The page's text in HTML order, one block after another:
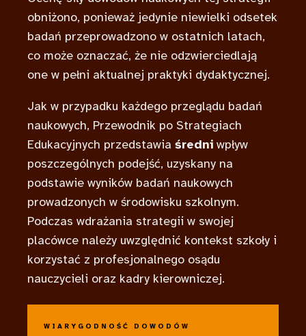
obniżono, ponieważ jedynie niewielki odsetek
badań przeprowadzono w ostatnich latach,
co może oznaczać, że nie odzwierciedlają
one w pełni aktualnej praktyki dydaktycznej.
Jak w przypadku każdego przeglądu badań
naukowych, Przewodnik po Strategiach
Edukacyjnych przedstawia średni wpływ
poszczególnych podejść, uzyskany na
podstawie wyników badań naukowych
prowadzonych w środowisku szkolnym.
Podczas wdrażania strategii w swojej
placówce należy uwzględnić kontekst szkoły i
korzystać z profesjonalnego osądu
nauczycieli oraz kadry kierowniczej.
WIARYGODNOŚĆ DOWODÓW